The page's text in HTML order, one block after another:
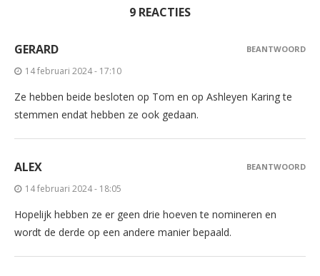
9 REACTIES
GERARD
14 februari 2024 - 17:10
Ze hebben beide besloten op Tom en op Ashleyen Karing te
stemmen endat hebben ze ook gedaan.
BEANTWOORD
ALEX
14 februari 2024 - 18:05
Hopelijk hebben ze er geen drie hoeven te nomineren en
wordt de derde op een andere manier bepaald.
BEANTWOORD